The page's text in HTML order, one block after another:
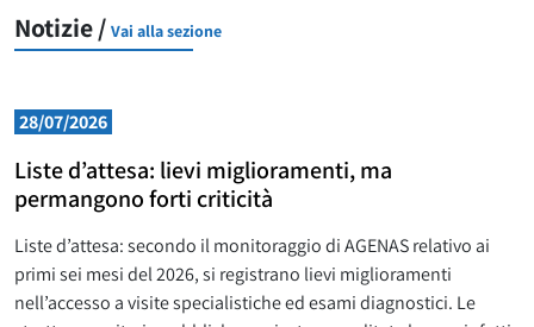
Notizie / Vai alla sezione
28/07/2026
Liste d’attesa: lievi miglioramenti, ma
permangono forti criticità
Liste d’attesa: secondo il monitoraggio di AGENAS relativo ai
primi sei mesi del 2026, si registrano lievi miglioramenti
nell’accesso a visite specialistiche ed esami diagnostici. Le